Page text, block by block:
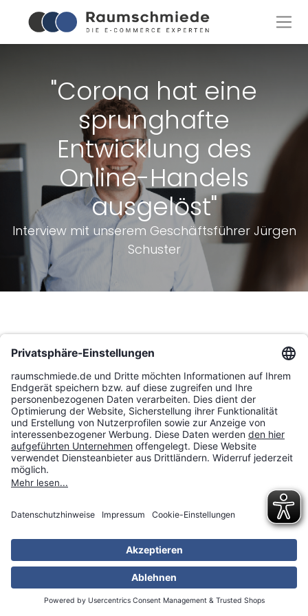
"Corona hat eine
sprunghafte
Entwicklung des
Online-Handels
ausgelöst"
Interview mit unserem Geschäftsführer Jürgen
Schuster
Die Corona-Pandemie hat die Wirtschaft vor neue,
unbekannte Herausforderungen gestellt.Auch der
Online-Handel blieb davon nicht verschont. Im
Gespräch mit B4B Wirtschaftsleben Schwaben hat
unser Geschäftsführer Jürgen Schuster den Umgang